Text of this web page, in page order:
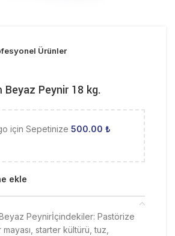
Ürünler
Beyaz Peynir 18 kg.
için Sepetinize 500.00 ₺
ekle
Peynirİçindekiler: Pastörize
starter kültürü, tuz,